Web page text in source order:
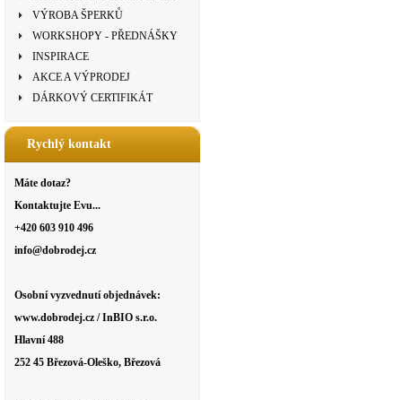
VÝROBA ŠPERKŮ
WORKSHOPY - PŘEDNÁŠKY
INSPIRACE
AKCE A VÝPRODEJ
DÁRKOVÝ CERTIFIKÁT
Rychlý kontakt
Máte dotaz?
Kontaktujte Evu...
+420 603 910 496
info@dobrodej.cz
Osobní vyzvednutí objednávek:
www.dobrodej.cz / InBIO s.r.o.
Hlavní 488
252 45 Březová-Oleško, Březová